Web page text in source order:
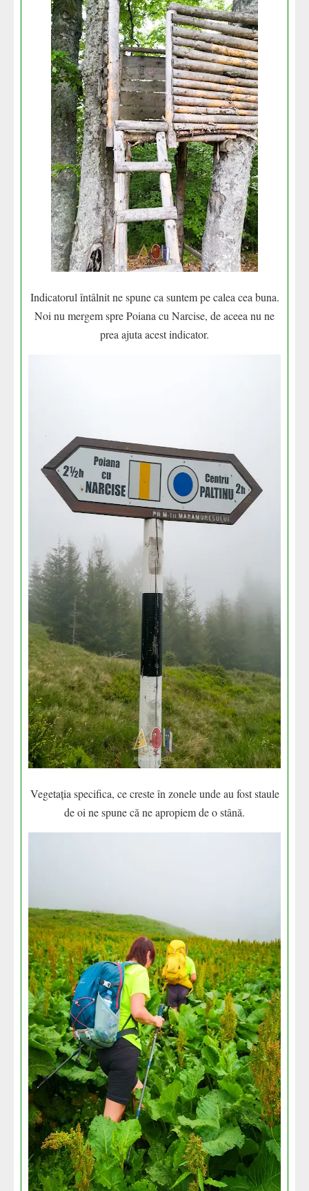
Indicatorul întâlnit ne spune ca suntem pe calea cea buna.
Noi nu mergem spre Poiana cu Narcise, de aceea nu ne
prea ajuta acest indicator.
Vegetația specifica, ce creste în zonele unde au fost staule
de oi ne spune că ne apropiem de o stână.